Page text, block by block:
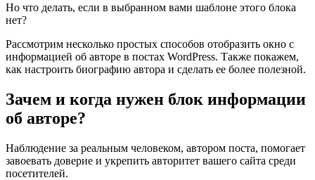
Но что делать, если в выбранном вами шаблоне этого блока
нет?
Рассмотрим несколько простых способов отобразить окно с
информацией об авторе в постах WordPress. Также покажем,
как настроить биографию автора и сделать ее более полезной.
Зачем и когда нужен блок информации
об авторе?
Наблюдение за реальным человеком, автором поста, помогает
завоевать доверие и укрепить авторитет вашего сайта среди
посетителей.